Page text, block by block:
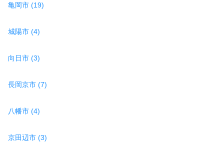
亀岡市 (19)
城陽市 (4)
向日市 (3)
長岡京市 (7)
八幡市 (4)
京田辺市 (3)